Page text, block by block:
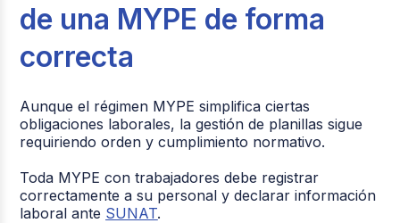
de una MYPE de forma
correcta
Aunque el régimen MYPE simplifica ciertas
obligaciones laborales, la gestión de planillas sigue
requiriendo orden y cumplimiento normativo.
Toda MYPE con trabajadores debe registrar
correctamente a su personal y declarar información
laboral ante SUNAT.